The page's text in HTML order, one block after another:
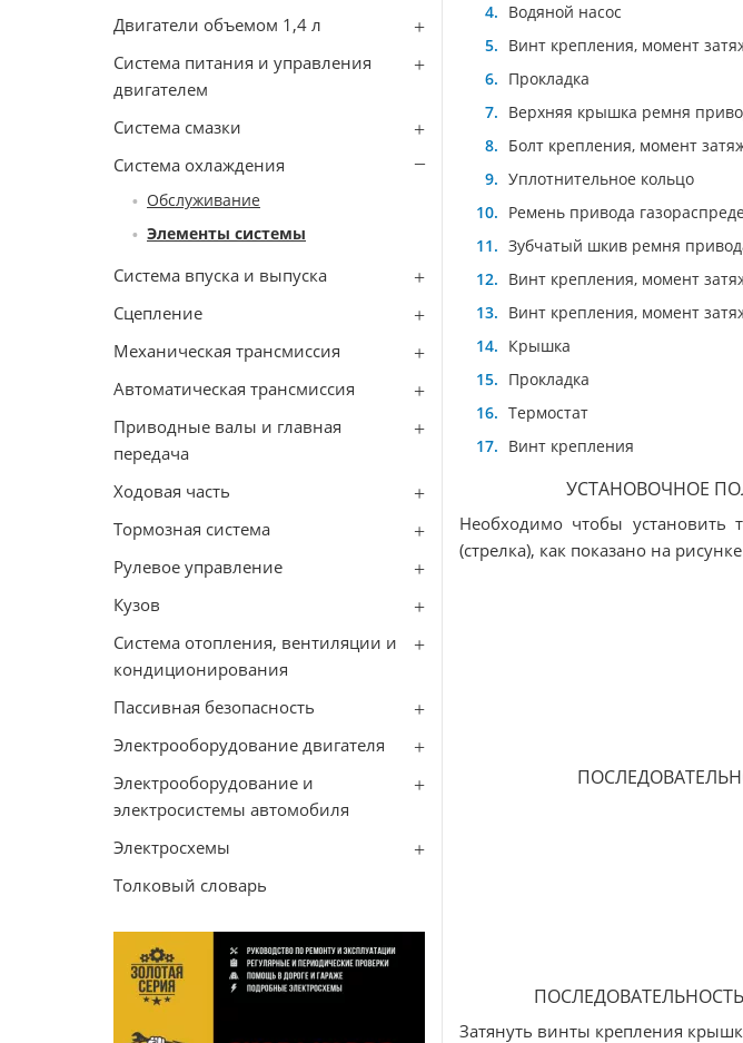
Двигатели объемом 1,4 л
Система питания и управления
двигателем
Система смазки
Система охлаждения
Обслуживание
Элементы системы
Система впуска и выпуска
Сцепление
Механическая трансмиссия
Автоматическая трансмиссия
Приводные валы и главная
передача
Ходовая часть
Тормозная система
Рулевое управление
Кузов
Система отопления, вентиляции и
кондиционирования
Пассивная безопасность
Электрооборудование двигателя
Электрооборудование и
электросистемы автомобиля
Электросхемы
Толковый словарь
Водяной насос
Винт крепления, момент
Прокладка
Верхняя крышка ремня
Болт крепления, момент
Уплотнительное кольцо
Ремень привода
Зубчатый шкив ремня
Винт крепления, момент
Винт крепления, момент
Крышка
Прокладка
Термостат
Винт крепления
УСТАНОВОЧНОЕ
Необходимо чтобы установить
(стрелка), как показано на
Затянуть винты крепления